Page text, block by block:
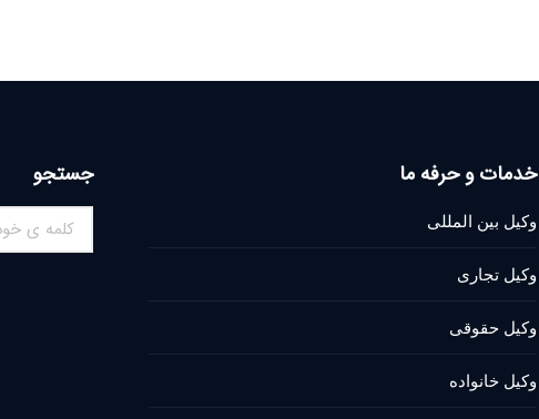
خدمات و حرفه ما
وکیل بین المللی
وکیل تجاری
وکیل حقوقی
وکیل خانواده
جستجو
Search: